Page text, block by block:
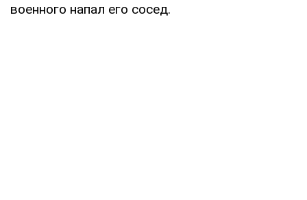
военного напал его сосед.